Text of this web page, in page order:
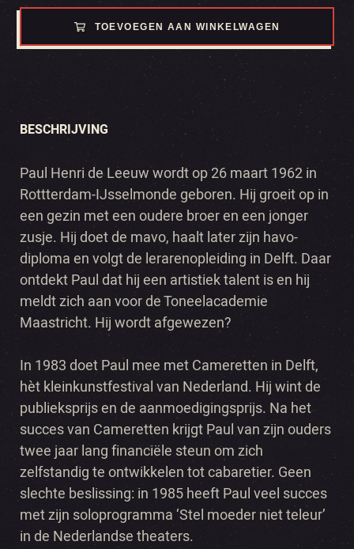
TOEVOEGEN AAN WINKELWAGEN
BESCHRIJVING
Paul Henri de Leeuw wordt op 26 maart 1962 in
Rottterdam-IJsselmonde geboren. Hij groeit op in
een gezin met een oudere broer en een jonger
zusje. Hij doet de mavo, haalt later zijn havo-
diploma en volgt de lerarenopleiding in Delft. Daar
ontdekt Paul dat hij een artistiek talent is en hij
meldt zich aan voor de Toneelacademie
Maastricht. Hij wordt afgewezen?
In 1983 doet Paul mee met Cameretten in Delft,
hèt kleinkunstfestival van Nederland. Hij wint de
publieksprijs en de aanmoedigingsprijs. Na het
succes van Cameretten krijgt Paul van zijn ouders
twee jaar lang financiële steun om zich
zelfstandig te ontwikkelen tot cabaretier. Geen
slechte beslissing: in 1985 heeft Paul veel succes
met zijn soloprogramma ‘Stel moeder niet teleur’
in de Nederlandse theaters.